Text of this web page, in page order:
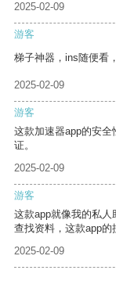
2025-02-09
游客
梯子神器，ins随便看
2025-02-09
游客
这款加速器app的安
证。
2025-02-09
游客
这款app就像我的私
查找资料，这款app的
2025-02-09